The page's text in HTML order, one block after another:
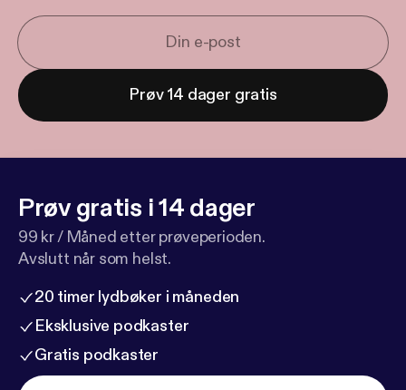
Prøv 14 dager gratis
Prøv gratis i 14 dager
99 kr / Måned etter prøveperioden.
Avslutt når som helst.
20 timer lydbøker i måneden
Eksklusive podkaster
Gratis podkaster